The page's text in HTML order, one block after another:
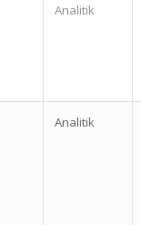
Analitik
Analitik